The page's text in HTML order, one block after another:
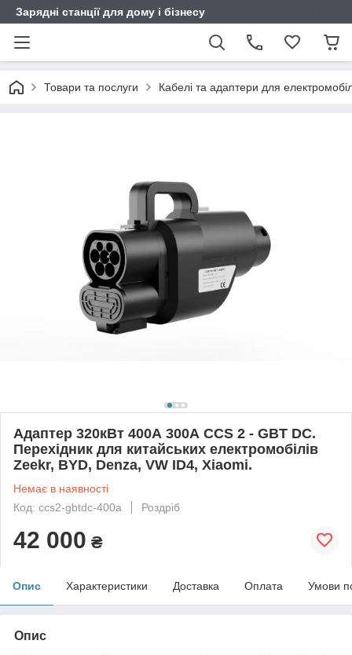
Зарядні станції для дому і бізнесу
Товари та послуги Кабелі та адаптери для
Адаптер 320кВт 400А 300А CCS 2 - GBT DC.
Перехідник для китайських електромобілів
Zeekr, BYD, Denza, VW ID4, Xiaomi.
Немає в наявності
Код: ccs2-gbtdc-400a
Роздріб
42 000 ₴
Опис Характеристики Доставка Оплата Умови
Опис